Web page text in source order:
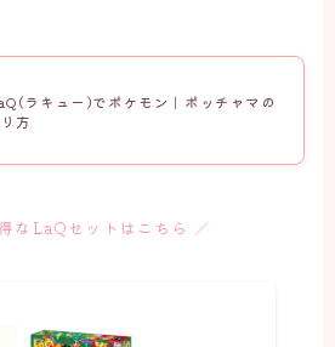
ラキュー)でポケモン｜ポッチャマの
方
なLaQセットはこちら ／